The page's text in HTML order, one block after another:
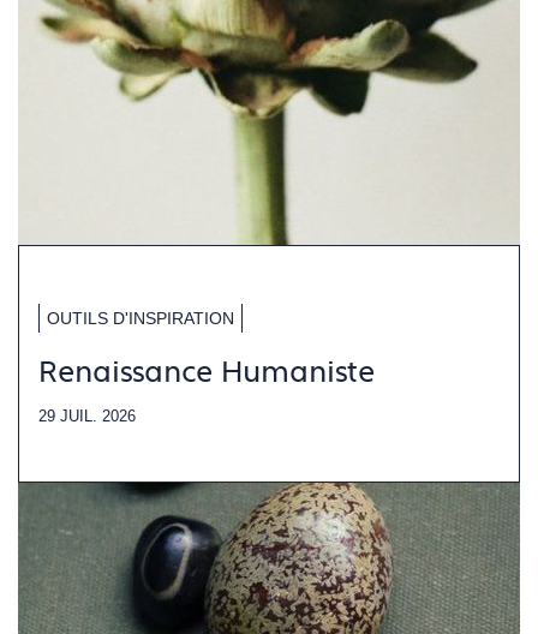
OUTILS D'INSPIRATION
Renaissance Humaniste
29 JUIL. 2026